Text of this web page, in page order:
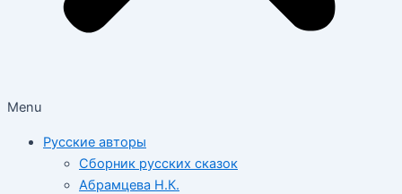
Menu
Русские авторы
Сборник русских сказок
Абрамцева Н.К.